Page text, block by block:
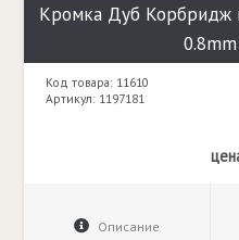
Кромка Дуб Корбридж
Код товара: 11610
Артикул: 1197181
Описание